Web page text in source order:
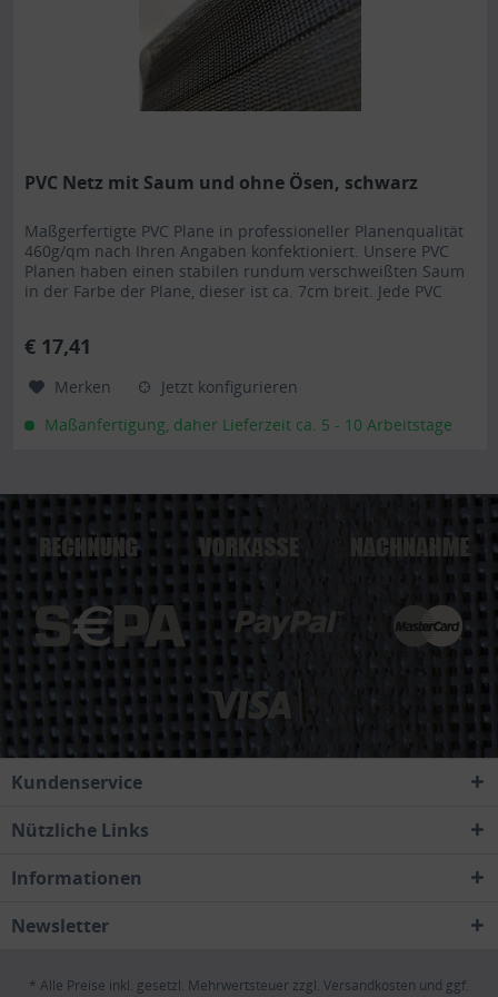
PVC Netz mit Saum und ohne Ösen, schwarz
Maßgerfertigte PVC Plane in professioneller Planenqualität
460g/qm nach Ihren Angaben konfektioniert. Unsere PVC
Planen haben einen stabilen rundum verschweißten Saum
in der Farbe der Plane, dieser ist ca. 7cm breit. Jede PVC
ist UV-stabilisiert und somit beständig...
€ 17,41
Merken
Jetzt konfigurieren
Maßanfertigung, daher Lieferzeit ca. 5 - 10 Arbeitstage
Kundenservice
Nützliche Links
Informationen
Newsletter
* Alle Preise inkl. gesetzl. Mehrwertsteuer zzgl. Versandkosten und ggf.